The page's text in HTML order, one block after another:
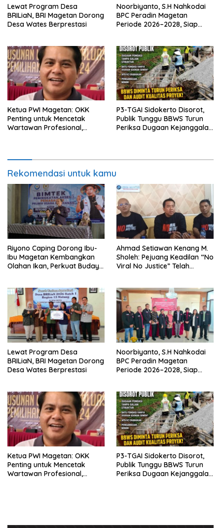
Lewat Program Desa
BRILiaN, BRI Magetan Dorong
Desa Wates Berprestasi
Noorbiyanto, S.H Nahkodai
BPC Peradin Magetan
Periode 2026–2028, Siap
Ketua PWI Magetan: OKK
Penting untuk Mencetak
Wartawan Profesional,
P3-TGAI Sidokerto Disorot,
Publik Tunggu BBWS Turun
Periksa Dugaan Kejanggalan
Rekomendasi untuk kamu
Riyono Caping Dorong Ibu-
Ibu Magetan Kembangkan
Olahan Ikan, Perkuat Budaya
Ahmad Setiawan Kenang M.
Sholeh: Pejuang Keadilan “No
Viral No Justice” Telah
Lewat Program Desa
BRILiaN, BRI Magetan Dorong
Desa Wates Berprestasi
Noorbiyanto, S.H Nahkodai
BPC Peradin Magetan
Periode 2026–2028, Siap
Ketua PWI Magetan: OKK
Penting untuk Mencetak
Wartawan Profesional,
P3-TGAI Sidokerto Disorot,
Publik Tunggu BBWS Turun
Periksa Dugaan Kejanggalan